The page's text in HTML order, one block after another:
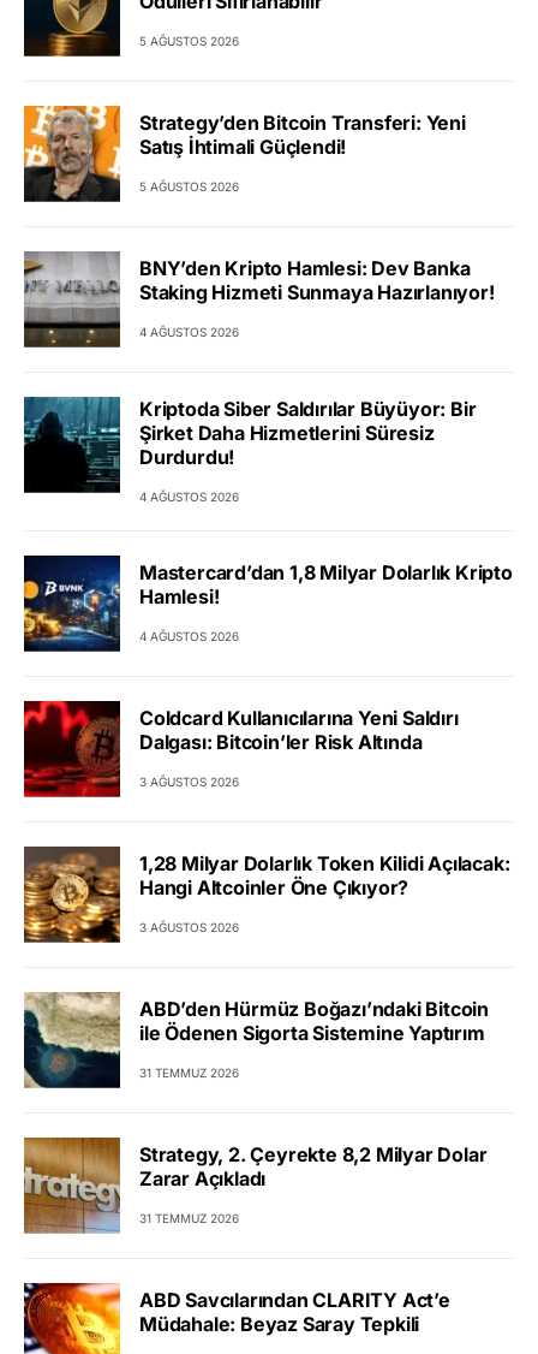
5 AĞUSTOS 2026
Strategy’den Bitcoin Transferi: Yeni
Satış İhtimali Güçlendi!
5 AĞUSTOS 2026
BNY’den Kripto Hamlesi: Dev Banka
Staking Hizmeti Sunmaya Hazırlanıyor!
4 AĞUSTOS 2026
Kriptoda Siber Saldırılar Büyüyor: Bir
Şirket Daha Hizmetlerini Süresiz
Durdurdu!
4 AĞUSTOS 2026
Mastercard’dan 1,8 Milyar Dolarlık Kripto
Hamlesi!
4 AĞUSTOS 2026
Coldcard Kullanıcılarına Yeni Saldırı
Dalgası: Bitcoin’ler Risk Altında
3 AĞUSTOS 2026
1,28 Milyar Dolarlık Token Kilidi Açılacak:
Hangi Altcoinler Öne Çıkıyor?
3 AĞUSTOS 2026
ABD’den Hürmüz Boğazı’ndaki Bitcoin
ile Ödenen Sigorta Sistemine Yaptırım
31 TEMMUZ 2026
Strategy, 2. Çeyrekte 8,2 Milyar Dolar
Zarar Açıkladı
31 TEMMUZ 2026
ABD Savcılarından CLARITY Act’e
Müdahale: Beyaz Saray Tepkili